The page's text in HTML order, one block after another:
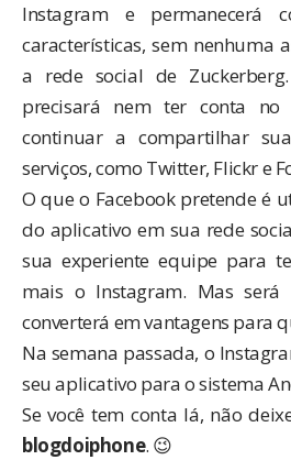
Instagram e permanecerá
características, sem nenhuma
a rede social de
precisará nem ter conta no
continuar a compartilhar
serviços, como Twitter, Flickr e
O que o Facebook pretende é
do aplicativo em sua rede
sua experiente equipe para
mais o Instagram. Mas será
converterá em vantagens para
Na semana passada, o
seu aplicativo para o sistema
Se você tem conta lá, não
blogdoiphone. 😉